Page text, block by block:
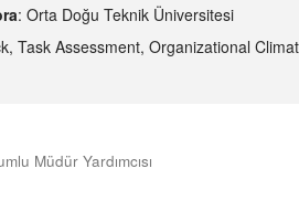
: Orta Doğu Teknik Üniversitesi
Task Assessment, Organizational
Müdür Yardımcısı